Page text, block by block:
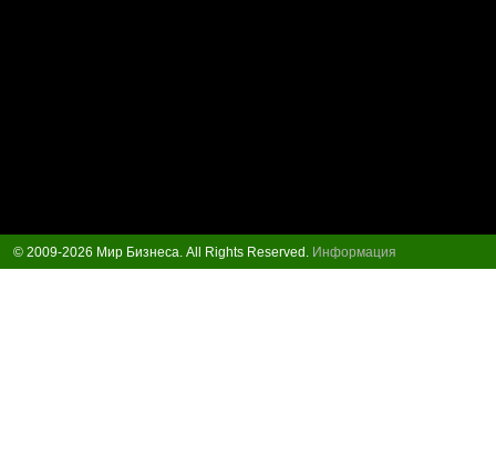
© 2009-2026 Мир Бизнеса. All Rights Reserved. Информация